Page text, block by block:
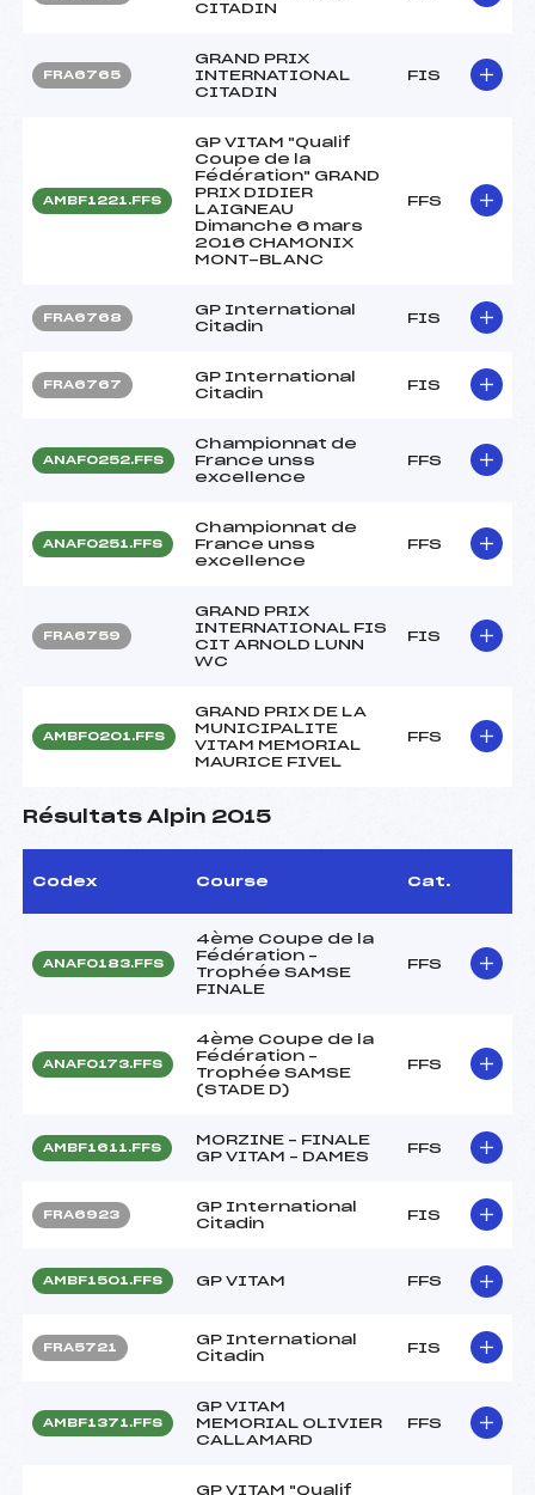
CITADIN
FRA6765
GRAND PRIX
INTERNATIONAL
CITADIN
FIS
AMBF1221.FFS
GP VITAM "Qualif
Coupe de la
Fédération" GRAND
PRIX DIDIER
LAIGNEAU
Dimanche 6 mars
2016 CHAMONIX
MONT-BLANC
FFS
FRA6768
GP International
Citadin
FIS
FRA6767
GP International
Citadin
FIS
ANAF0252.FFS
Championnat de
France unss
excellence
FFS
ANAF0251.FFS
Championnat de
France unss
excellence
FFS
FRA6759
GRAND PRIX
INTERNATIONAL FIS
CIT ARNOLD LUNN
WC
FIS
AMBF0201.FFS
GRAND PRIX DE LA
MUNICIPALITE
VITAM MEMORIAL
MAURICE FIVEL
FFS
Résultats Alpin 2015
Codex Course Cat.
ANAF0183.FFS
4ème Coupe de la
Fédération –
Trophée SAMSE
FINALE
FFS
ANAF0173.FFS
4ème Coupe de la
Fédération –
Trophée SAMSE
(STADE D)
FFS
AMBF1611.FFS
MORZINE – FINALE
GP VITAM – DAMES
FFS
FRA6923
GP International
Citadin
FIS
AMBF1501.FFS GP VITAM FFS
FRA5721
GP International
Citadin
FIS
AMBF1371.FFS
GP VITAM
MEMORIAL OLIVIER
CALLAMARD
FFS
GP VITAM "Qualif